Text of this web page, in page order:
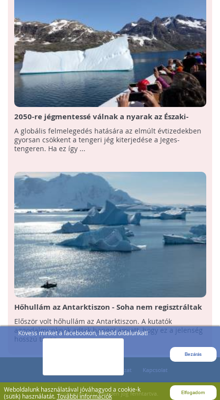
Kövess minket a facebookon, likeold oldalunkat!
Bezárás
Weboldalunk használatával jóváhagyod a cookie-k
(sütik) használatát.További információk Elfogadom
2050-re jégmentessé válnak a nyarak az Északi-
sarkvidéken!
A globális felmelegedés hatására az elmúlt évtizedekben
gyorsan csökkent a tengeri jég kiterjedése a Jeges-
tengeren. Ha ez így ...
Hőhullám az Antarktiszon - Soha nem regisztráltak
még ilyen meleget!
Először volt hőhullám az Antarktiszon. A kutatók
aggodalmunknak adtak hangot amiatt, hogy ez a jelenség
hosszú távon ...